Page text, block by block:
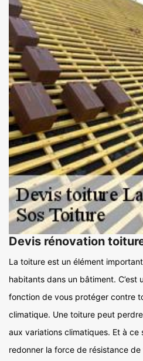
Devis rénovation
La toiture est un élément
habitants dans un bâtiment. C’est
fonction de vous protéger contre
climatique. Une toiture peut
aux variations climatiques. Et à
redonner la force de résistance